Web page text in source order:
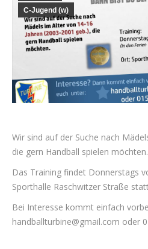
C-Jugend (w)
Wir sind auf der Suche nach
die gern Handball spielen möchten.
Das Training findet Donnerstags
Sporthalle Raschwitzer Straße
Bei Interesse kommt einfach
handballturbine@gmail.com oder